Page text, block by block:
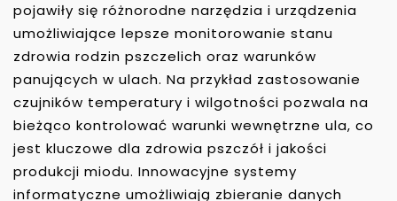
pojawiły się różnorodne narzędzia i urządzenia
umożliwiające lepsze monitorowanie stanu
zdrowia rodzin pszczelich oraz warunków
panujących w ulach. Na przykład zastosowanie
czujników temperatury i wilgotności pozwala na
bieżąco kontrolować warunki wewnętrzne ula, co
jest kluczowe dla zdrowia pszczół i jakości
produkcji miodu. Innowacyjne systemy
informatyczne umożliwiają zbieranie danych